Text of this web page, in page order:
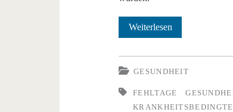
WeiterlesenKrankenstände
auf
Rekordniveau
GESUNDHEIT
FEHLTAGE